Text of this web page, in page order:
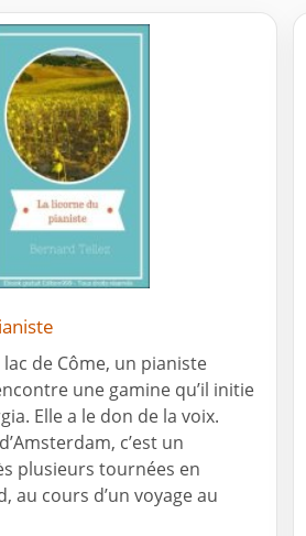
de Côme, un pianiste
une gamine qu’il initie
Elle a le don de la voix.
c’est un
plusieurs tournées en
au cours d’un voyage au